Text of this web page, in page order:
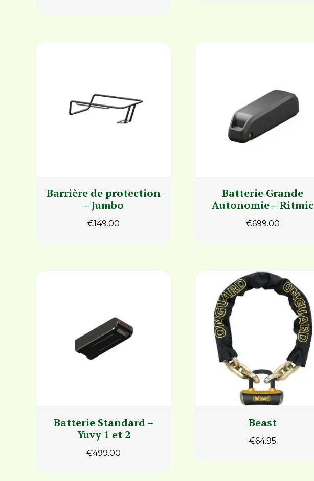
Barrière de protection
– Jumbo
€149.00
Batterie Grande
Autonomie – Ritmic
€699.00
Batterie Standard –
Yuvy 1 et 2
€499.00
Beast
€64.95